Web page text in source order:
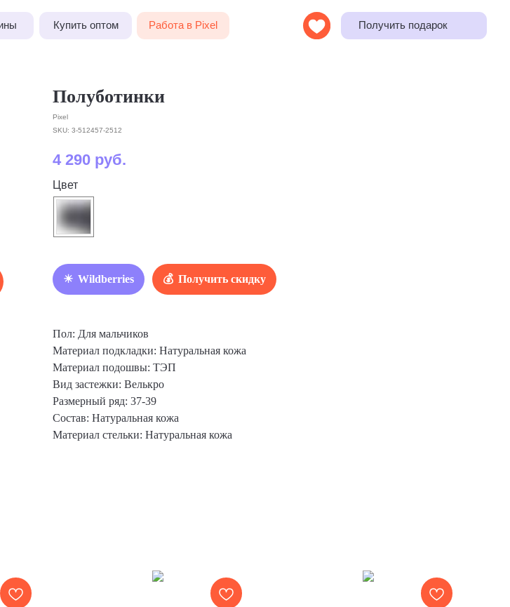
Купить оптом Работа в Pixel Получить подарок
Полуботинки
Pixel
SKU: 3-512457-2512
4 290 руб.
Цвет
Wildberries Получить скидку
Пол: Для мальчиков
Материал подкладки: Натуральная кожа
Материал подошвы: ТЭП
Вид застежки: Велькро
Размерный ряд: 37-39
Состав: Натуральная кожа
Материал стельки: Натуральная кожа